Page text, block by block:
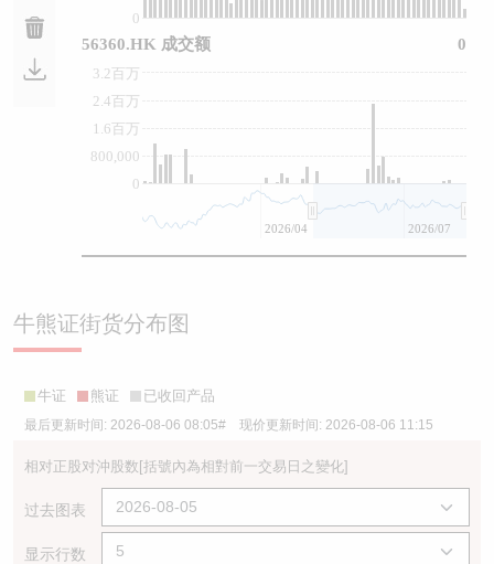
0
0
800,000
1.6百万
2.4百万
3.2百万
2026/04 2026/07
56360.HK 成交额 0
牛熊证街货分布图
牛证 熊证 已收回产品
最后更新时间: 2026-08-06 08:05# 现价更新时间: 2026-08-06 11:15
相对正股对沖股数[括號內為相對前一交易日之變化]
过去图表
显示行数